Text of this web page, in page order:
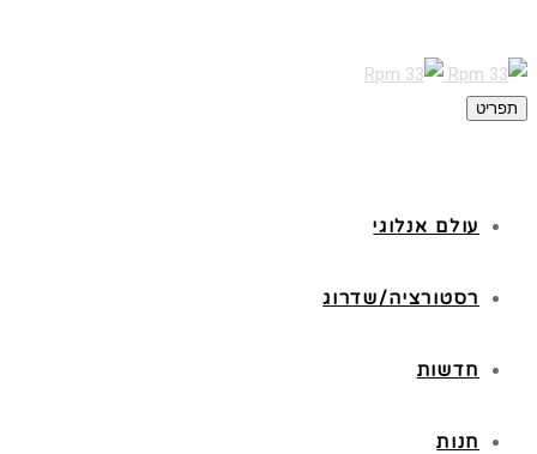
תפריט
עולם אנלוגי
רסטורציה/שדרוג
חדשות
חנות